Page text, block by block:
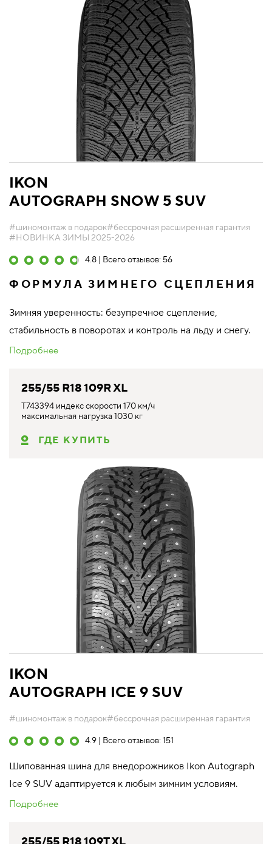
IKON
AUTOGRAPH SNOW 5 SUV
#шиномонтаж в подарок#бессрочная расширенная гарантия
#НОВИНКА ЗИМЫ 2025-2026
4.8 | Всего отзывов: 56
ФОРМУЛА ЗИМНЕГО СЦЕПЛЕНИЯ
Зимняя уверенность: безупречное сцепление,
стабильность в поворотах и контроль на льду и снегу.
Подробнее
255/55 R18 109R XL
T743394 индекс скорости 170 км/ч
максимальная нагрузка 1030 кг
ГДЕ КУПИТЬ
IKON
AUTOGRAPH ICE 9 SUV
#шиномонтаж в подарок#бессрочная расширенная гарантия
4.9 | Всего отзывов: 151
Шипованная шина для внедорожников Ikon Autograph
Ice 9 SUV адаптируется к любым зимним условиям.
Подробнее